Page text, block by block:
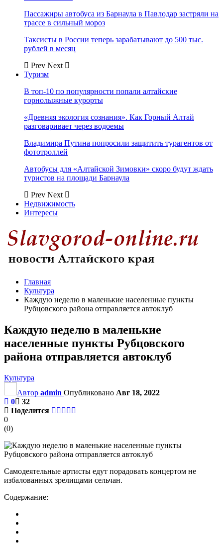
Пассажиры автобуса из Барнаула в Павлодар застряли на
трассе в сильный мороз
Таксисты в России теперь зарабатывают до 500 тыс.
рублей в месяц
Prev Next
Туризм
В топ-10 по популярности попали алтайские
горнолыжные курорты
«Древняя экология сознания». Как Горный Алтай
разговаривает через водоемы
Владимира Путина попросили защитить турагентов от
фототроллей
Автобусы для «Алтайской Зимовки» скоро будут ждать
туристов на площади Барнаула
Prev Next
Недвижимость
Интересы
Главная
Культура
Каждую неделю в маленькие населенные пункты
Рубцовского района отправляется автоклуб
Каждую неделю в маленькие
населенные пункты Рубцовского
района отправляется автоклуб
Культура
Автор admin Опубликовано Авг 18, 2022
0
32
Поделится
0
(0)
Самодеятельные артисты едут порадовать концертом не
избалованных зрелищами сельчан.
Содержание: